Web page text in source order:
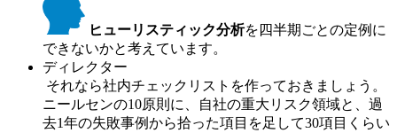
ヒューリスティック分析を四半期ごとの定例に
できないかと考えています。
ディレクター
それなら社内チェックリストを作っておきましょう。
ニールセンの10原則に、自社の重大リスク領域と、過
去1年の失敗事例から拾った項目を足して30項目くらい